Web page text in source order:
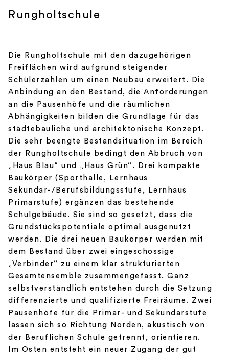
Rungholtschule
Die Rungholtschule mit den dazugehörigen
Freiflächen wird aufgrund steigender
Schülerzahlen um einen Neubau erweitert.
Die
Anbindung an den Bestand, die Anforderungen
an die Pausenhöfe und die räumlichen
Abhängigkeiten bilden die Grundlage für das
städtebauliche und architektonische Konzept.
Die sehr beengte Bestandsituation im Bereich
der Rungholtschule bedingt den Abbruch von
„Haus Blau“ und „Haus Grün“. Drei kompakte
Baukörper (Sporthalle, Lernhaus
Sekundar-/Berufsbildungsstufe, Lernhaus
Primarstufe) ergänzen das bestehende
Schulgebäude. Sie sind so gesetzt, dass die
Grundstückspotentiale optimal ausgenutzt
werden. Die drei neuen Baukörper werden mit
dem Bestand über zwei eingeschossige
„Verbinder“ zu einem klar strukturierten
Gesamtensemble zusammengefasst. Ganz
selbstverständlich entstehen durch die Setzung
differenzierte und qualifizierte Freiräume. Zwei
Pausenhöfe für die Primar- und Sekundarstufe
lassen sich so Richtung Norden, akustisch von
der Beruflichen Schule getrennt, orientieren.
Im Osten entsteht ein neuer Zugang der gut